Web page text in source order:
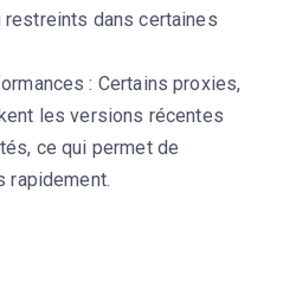
restreints dans certaines
: Certains proxies,
les versions récentes
ce qui permet de
rapidement.